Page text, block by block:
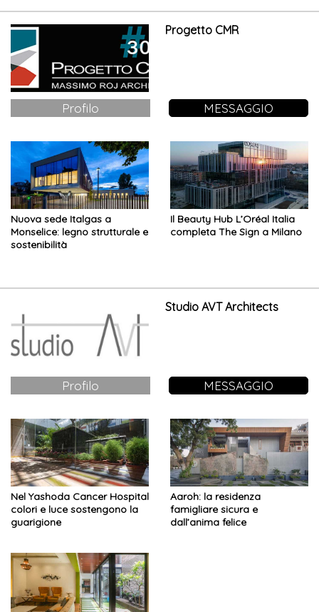
Progetto CMR
Profilo MESSAGGIO
Nuova sede Italgas a
Monselice: legno strutturale e
sostenibilità
Il Beauty Hub L’Oréal Italia
completa The Sign a Milano
Studio AVT Architects
Profilo MESSAGGIO
Nel Yashoda Cancer Hospital
colori e luce sostengono la
guarigione
Aaroh: la residenza
famigliare sicura e
dall’anima felice